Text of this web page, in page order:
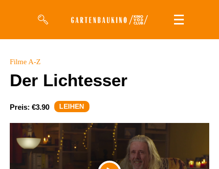
Magazin
Kuratierungen
So geht’s
Filme A-Z
Der Lichtesser
Preis: €3.90 LEIHEN